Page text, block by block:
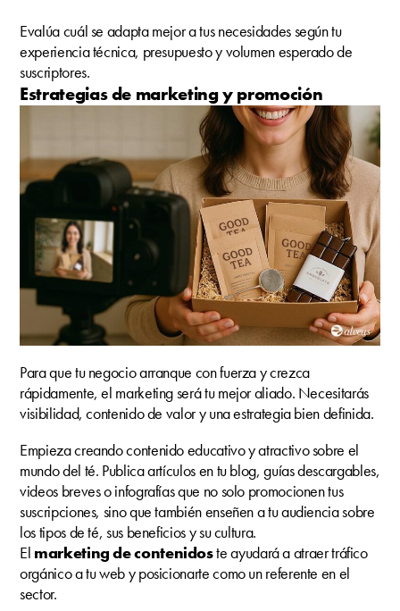
Evalúa cuál se adapta mejor a tus necesidades según tu
experiencia técnica, presupuesto y volumen esperado de
suscriptores.
Estrategias de marketing y promoción
Para que tu negocio arranque con fuerza y crezca
rápidamente, el marketing será tu mejor aliado. Necesitarás
visibilidad, contenido de valor y una estrategia bien definida.
Empieza creando contenido educativo y atractivo sobre el
mundo del té. Publica artículos en tu blog, guías descargables,
videos breves o infografías que no solo promocionen tus
suscripciones, sino que también enseñen a tu audiencia sobre
los tipos de té, sus beneficios y su cultura.
El marketing de contenidoste ayudará a atraer tráfico
orgánico a tu web y posicionarte como un referente en el
sector.